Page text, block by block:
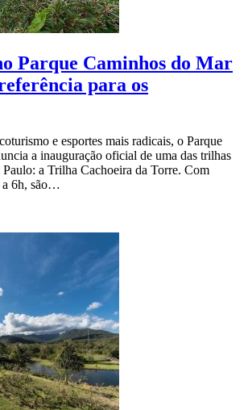
Parque Caminhos do Mar
para os
e esportes mais radicais, o Parque
a inauguração oficial de uma das trilhas
Paulo: a Trilha Cachoeira da Torre. Com
a 6h, são…